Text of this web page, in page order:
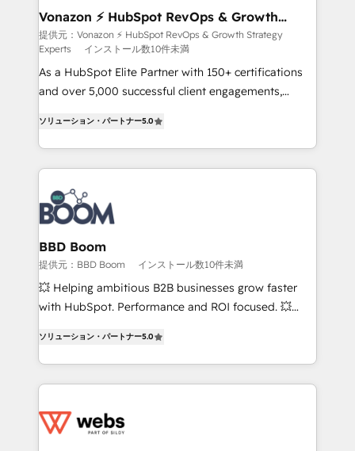
strategies that deliver impactful results. Our mission
is to empower you to unlock HubSpot’s full potential
—faster. Through expert training, unmatched
responsiveness, and ongoing support, we equip
your team to adopt new systems with confidence
customer engagement.
Vonazon ⚡ HubSpot RevOps & Growth
Strategy Experts
提供元：Vonazon ⚡ HubSpot RevOps & Growth Strategy
Experts
インストール数10件未満
As a HubSpot Elite Partner with 150+ certifications
and over 5,000 successful client engagements,
measurable, scalable growth. From onboarding to
enterprise-grade campaigns, our in-house team
builds scalable strategies that drive long-term
revenue. ⚙️ HubSpot Integration & Optimization •
Seamless CRM, CMS, and automation setup •
Complex platform migrations and data cleanups •
Custom APIs and third-party integrations 📈 End-to-
End Revenue Acceleration • Lifecycle marketing and
pipeline growth programs • Sales enablement tools
and CRM optimization • Retention strategies with
Execution • 750+ onboardings and 2,000+
implementations • Deep expertise across marketing,
ソリューション・パートナー5.0
BBD Boom
提供元：BBD Boom インストール数10件未満
💥 Helping ambitious B2B businesses grow faster
with HubSpot. Performance and ROI focused. 💥
to HubSpot Better. We work with your teams to
solve all your HubSpot challenges and improve user
adoption, sales process and marketing results.
the first time 🔧 Designing and optimising your
ソリューション・パートナー5.0